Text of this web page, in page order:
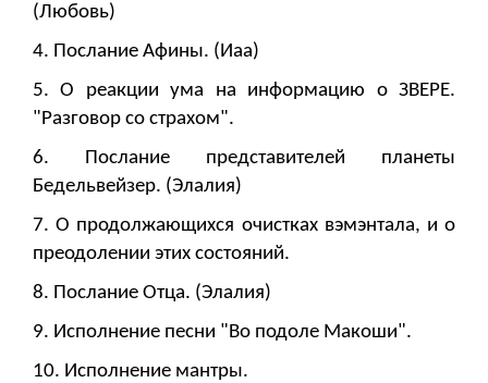
(Любовь)
4. Послание Афины. (Иаа)
5. О реакции ума на информацию о ЗВЕРЕ.
"Разговор со страхом".
6. Послание представителей планеты
Бедельвейзер. (Элалия)
7. О продолжающихся очистках вэмэнтала, и о
преодолении этих состояний.
8. Послание Отца. (Элалия)
9. Исполнение песни "Во подоле Макоши".
10. Исполнение мантры.